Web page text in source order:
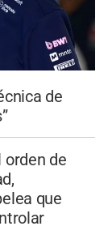
de
de
que